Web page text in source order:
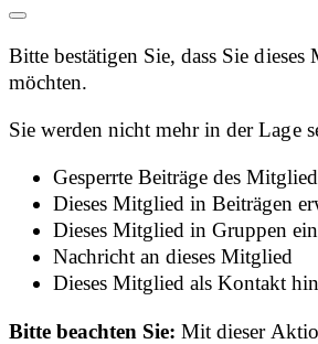
Bitte bestätigen Sie, dass Sie
möchten.
Sie werden nicht mehr in der Lage
Gesperrte Beiträge des
Dieses Mitglied in Beiträgen
Dieses Mitglied in Gruppen
Nachricht an dieses Mitglied
Dieses Mitglied als Kontakt
Bitte beachten Sie:Mit dieser